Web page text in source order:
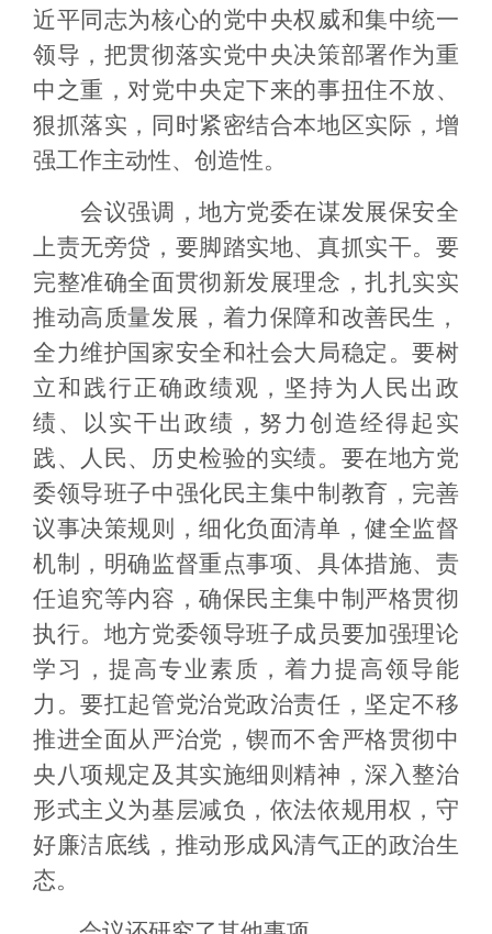
近平同志为核心的党中央权威和集中统一
领导，把贯彻落实党中央决策部署作为重
中之重，对党中央定下来的事扭住不放、
狠抓落实，同时紧密结合本地区实际，增
强工作主动性、创造性。
会议强调，地方党委在谋发展保安全
上责无旁贷，要脚踏实地、真抓实干。要
完整准确全面贯彻新发展理念，扎扎实实
推动高质量发展，着力保障和改善民生，
全力维护国家安全和社会大局稳定。要树
立和践行正确政绩观，坚持为人民出政
绩、以实干出政绩，努力创造经得起实
践、人民、历史检验的实绩。要在地方党
委领导班子中强化民主集中制教育，完善
议事决策规则，细化负面清单，健全监督
机制，明确监督重点事项、具体措施、责
任追究等内容，确保民主集中制严格贯彻
执行。地方党委领导班子成员要加强理论
学习，提高专业素质，着力提高领导能
力。要扛起管党治党政治责任，坚定不移
推进全面从严治党，锲而不舍严格贯彻中
央八项规定及其实施细则精神，深入整治
形式主义为基层减负，依法依规用权，守
好廉洁底线，推动形成风清气正的政治生
态。